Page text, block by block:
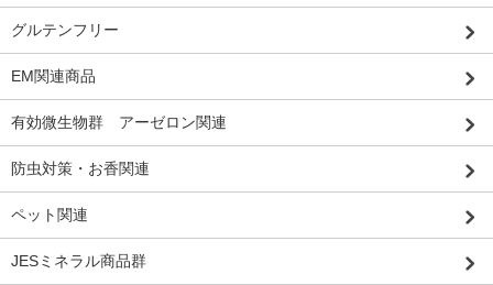
グルテンフリー
EM関連商品
有効微生物群 アーゼロン関連
防虫対策・お香関連
ペット関連
JESミネラル商品群